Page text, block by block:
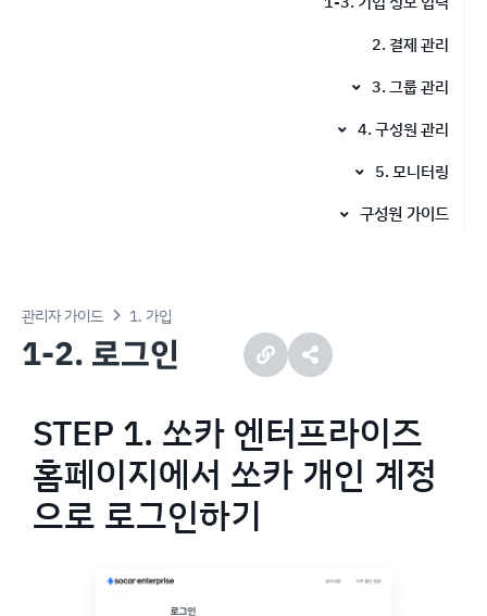
2. 결제 관리
3. 그룹 관리
3-1. 그룹 등록
3-2. 그룹 정보 수정
3-3. 구성원 그룹 이동
4. 구성원 관리
4-1. 구성원 승인 방식 설정
4-2. 구성원 초대
5. 모니터링
5-1. 결제 / 예약 내역
구성원 가이드
관리자 가이드 1. 가입
1-2. 로그인
STEP 1. 쏘카 엔터프라이즈
홈페이지에서 쏘카 개인 계정
으로 로그인하기